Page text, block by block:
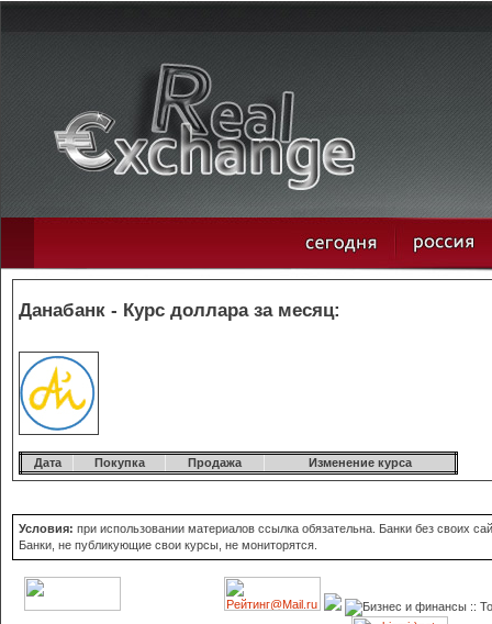
Данабанк - Курс доллара за месяц:
Дата Покупка Продажа Изменение курса
Условия: при использовании материалов ссылка обязательна. Банки без своих
Банки, не публикующие свои курсы, не мониторятся.